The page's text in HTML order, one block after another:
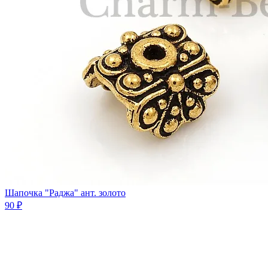
Шапочка "Раджа" ант. золото
90 ₽